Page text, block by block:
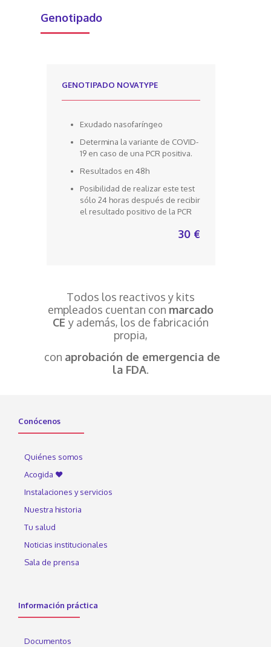
Genotipado
GENOTIPADO NOVATYPE
Exudado nasofaríngeo
Determina la variante de COVID-
19 en caso de una PCR positiva.
Resultados en 48h
Posibilidad de realizar este test
sólo 24 horas después de recibir
el resultado positivo de la PCR
30 €
Todos los reactivos y kits
empleados cuentan con marcado
CEy además, los de fabricación
propia,
con aprobación de emergencia de
la FDA.
Conócenos
Quiénes somos
Acogida ♥
Instalaciones y servicios
Nuestra historia
Tu salud
Noticias institucionales
Sala de prensa
Información práctica
Documentos